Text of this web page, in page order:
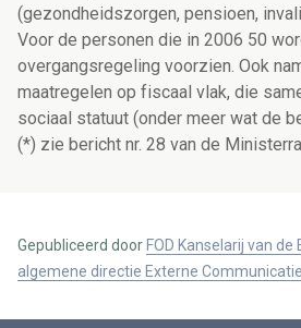
(gezondheidszorgen, pensioen,
Voor de personen die in 2006 50
overgangsregeling voorzien. Ook
maatregelen op fiscaal vlak, die
sociaal statuut (onder meer wat de
(*) zie bericht nr. 28 van de
Gepubliceerd door FOD Kanselarij van
algemene directie Externe Communicatie